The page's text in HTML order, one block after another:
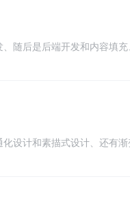
随后是后端开发和内容填
设计和素描式设计、还有